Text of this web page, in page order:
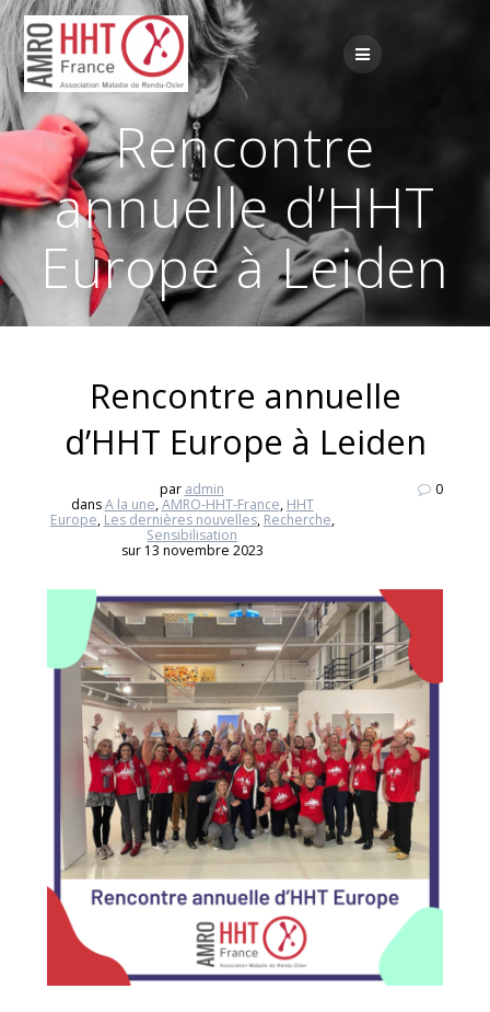
Passer
au
contenu
Rencontre
annuelle d’HHT
Europe à Leiden
Rencontre annuelle
d’HHT Europe à Leiden
par admin
dansA la une,AMRO-HHT-France, HHT
Europe, Les dernières nouvelles, Recherche,
Sensibilisation
sur 13 novembre 2023
0